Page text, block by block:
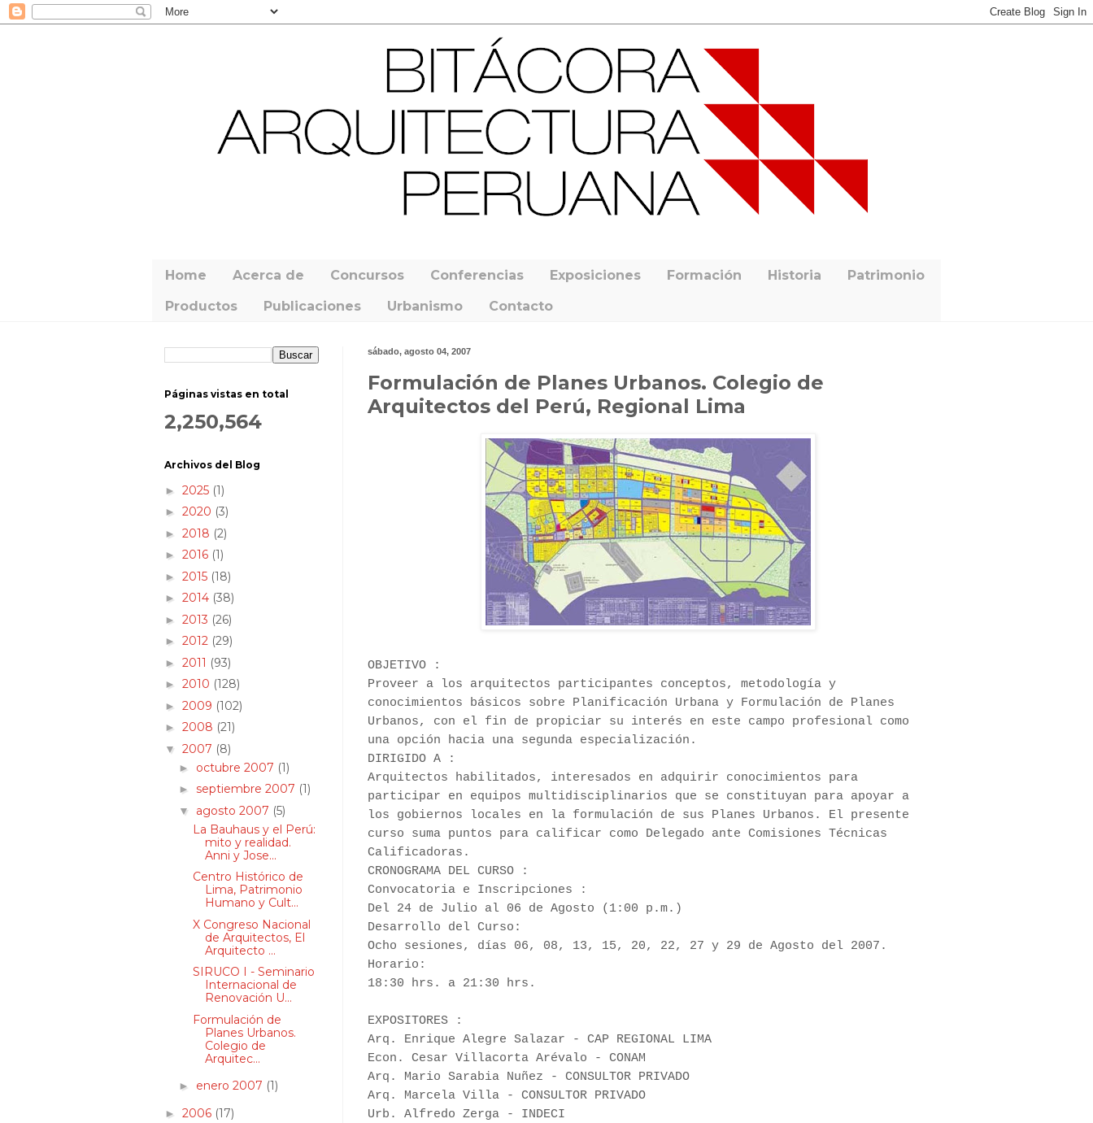
Home Acerca de Concursos Conferencias Exposiciones Formación Historia Patrimonio
Productos Publicaciones Urbanismo Contacto
sábado, agosto 04, 2007
Formulación de Planes Urbanos. Colegio de
Arquitectos del Perú, Regional Lima
OBJETIVO :
Proveer a los arquitectos participantes conceptos, metodología y
conocimientos básicos sobre Planificación Urbana y Formulación de Planes
Urbanos, con el fin de propiciar su interés en este campo profesional como
una opción hacia una segunda especialización.
DIRIGIDO A :
Arquitectos habilitados, interesados en adquirir conocimientos para
participar en equipos multidisciplinarios que se constituyan para apoyar a
los gobiernos locales en la formulación de sus Planes Urbanos. El presente
curso suma puntos para calificar como Delegado ante Comisiones Técnicas
Calificadoras.
CRONOGRAMA DEL CURSO :
Convocatoria e Inscripciones :
Del 24 de Julio al 06 de Agosto (1:00 p.m.)
Desarrollo del Curso:
Ocho sesiones, días 06, 08, 13, 15, 20, 22, 27 y 29 de Agosto del 2007.
Horario:
18:30 hrs. a 21:30 hrs.
EXPOSITORES :
Arq. Enrique Alegre Salazar - CAP REGIONAL LIMA
Econ. Cesar Villacorta Arévalo - CONAM
Arq. Mario Sarabia Nuñez - CONSULTOR PRIVADO
Arq. Marcela Villa - CONSULTOR PRIVADO
Urb. Alfredo Zerga - INDECI
Páginas vistas en total
2,250,564
Archivos del Blog
► 2025 (1)
► 2020 (3)
► 2018 (2)
► 2016 (1)
► 2015 (18)
► 2014 (38)
► 2013 (26)
► 2012 (29)
► 2011 (93)
► 2010 (128)
► 2009 (102)
► 2008 (21)
▼ 2007 (8)
► octubre 2007 (1)
► septiembre 2007 (1)
▼ agosto 2007 (5)
La Bauhaus y el Perú:
mito y realidad.
Anni y Jose...
Centro Histórico de
Lima, Patrimonio
Humano y Cult...
X Congreso Nacional
de Arquitectos, El
Arquitecto ...
SIRUCO I - Seminario
Internacional de
Renovación U...
Formulación de
Planes Urbanos.
Colegio de
Arquitec...
► enero 2007 (1)
► 2006 (17)